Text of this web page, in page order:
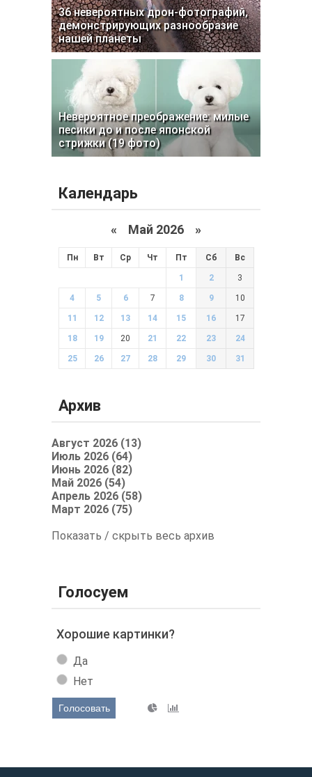
36 невероятных дрон-фотографий,
демонстрирующих разнообразие
нашей планеты
Невероятное преображение: милые
песики до и после японской
стрижки (19 фото)
Календарь
« Май 2026 »
Пн Вт Ср Чт Пт Сб Вс
1 2 3
4 5 6 7 8 9 10
11 12 13 14 15 16 17
18 19 20 21 22 23 24
25 26 27 28 29 30 31
Архив
Август 2026 (13)
Июль 2026 (64)
Июнь 2026 (82)
Май 2026 (54)
Апрель 2026 (58)
Март 2026 (75)
Показать / скрыть весь архив
Голосуем
Хорошие картинки?
Да
Нет
Голосовать